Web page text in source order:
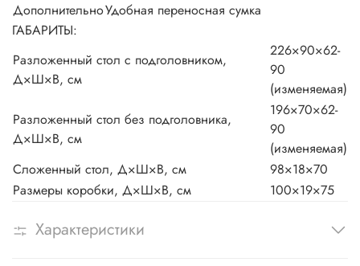
ДополнительноУдобная переносная сумка
ГАБАРИТЫ:
Разложенный стол с подголовником,
Д×Ш×В, см
226×90×62-
90
(изменяемая)
Разложенный стол без подголовника,
Д×Ш×В, см
196×70×62-
90
(изменяемая)
Сложенный стол, Д×Ш×В, см
98×18×70
Размеры коробки, Д×Ш×В, см
100×19×75
Характеристики